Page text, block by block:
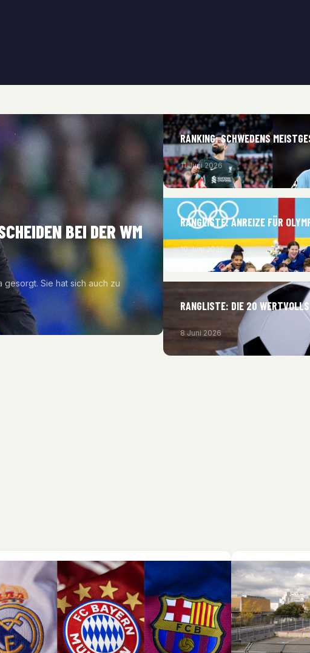
BEI DER WM
gesorgt. Sie hat sich auch zu
RANKING: SCHWEDENS
11 Juni 2026
RANGLISTE: ANREIZE FÜR
10 Juni 2026
RANGLISTE: DIE 20
8 Juni 2026